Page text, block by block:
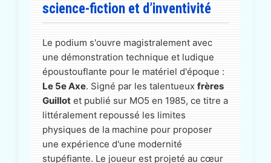
science-fiction et d’inventivité
Le podium s'ouvre magistralement avec
une démonstration technique et ludique
époustouflante pour le matériel d'époque :
Le 5e Axe. Signé par les talentueux frères
Guillot et publié sur MO5 en 1985, ce titre a
littéralement repoussé les limites
physiques de la machine pour proposer
une expérience d'une modernité
stupéfiante. Le joueur est projeté au cœur